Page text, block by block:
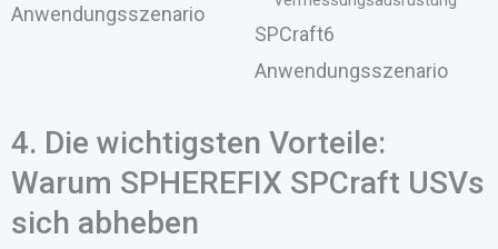
SPCraft6
Anwendungsszenario
Anwendungsszenario
4. Die wichtigsten Vorteile:
Warum SPHEREFIX SPCraft USVs
sich abheben